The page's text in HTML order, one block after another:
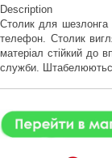
Description
Столик для шезлонга
телефон. Столик
матеріал стійкий до
служби.